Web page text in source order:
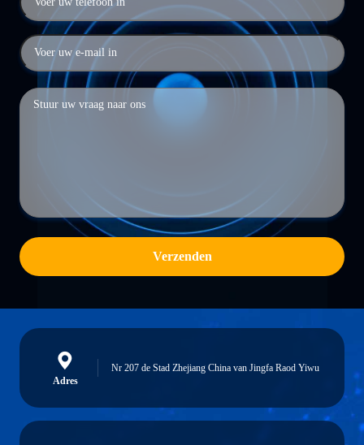
Verzenden
Adres
Nr 207 de Stad Zhejiang China van Jingfa Raod Yiwu